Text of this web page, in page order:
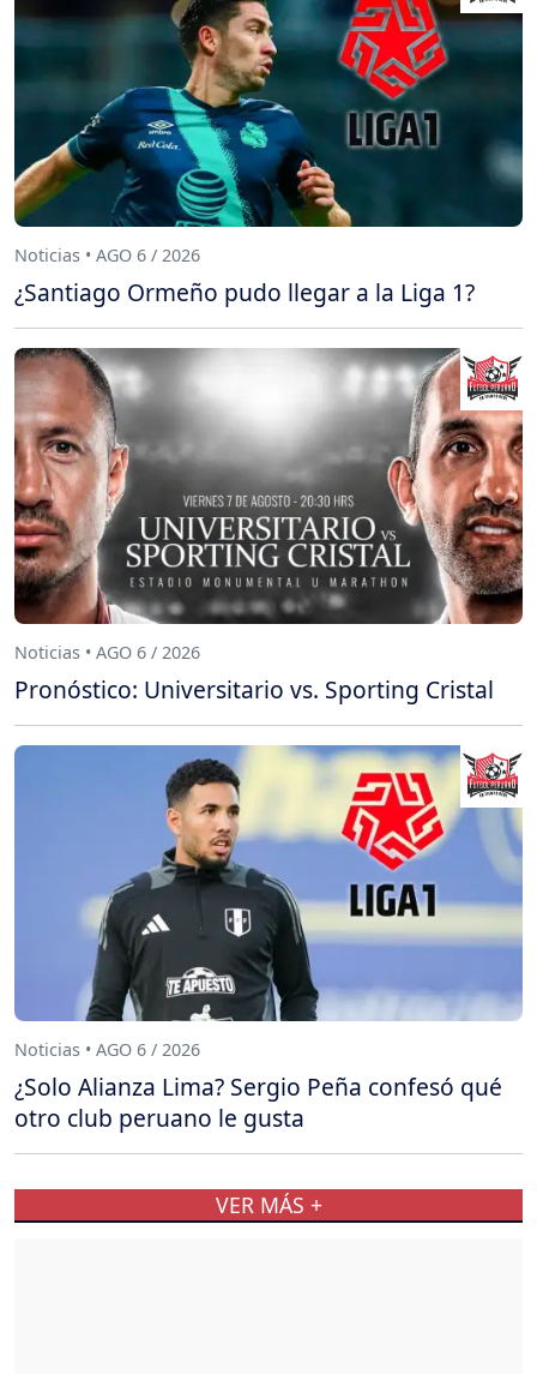
Noticias • AGO 6 / 2026
¿Santiago Ormeño pudo llegar a la Liga 1?
Noticias • AGO 6 / 2026
Pronóstico: Universitario vs. Sporting Cristal
Noticias • AGO 6 / 2026
¿Solo Alianza Lima? Sergio Peña confesó qué
otro club peruano le gusta
VER MÁS +